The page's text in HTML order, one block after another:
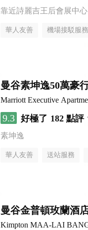
靠近詩麗吉王后會展中心
華人友善 機場接駁服務
曼谷素坤逸50萬豪
Marriott Executive
9.3 好極了 182 點評
素坤逸
華人友善 送站服務
曼谷金普頓玫蘭酒
Kimpton MAA-LAI